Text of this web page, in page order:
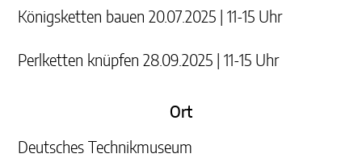
Königsketten bauen 20.07.2025 | 11-15 Uhr
Perlketten knüpfen 28.09.2025 | 11-15 Uhr
Ort
Deutsches Technikmuseum